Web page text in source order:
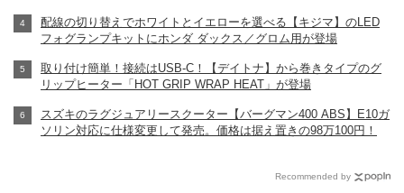
配線の切り替えでホワイトとイエローを選べる【キジマ】のLED
フォグランプキットにホンダ ダックス／グロム用が登場
取り付け簡単！接続はUSB-C！【デイトナ】から巻きタイプのグ
リップヒーター「HOT GRIP WRAP HEAT」が登場
スズキのラグジュアリースクーター【バーグマン400 ABS】E10ガ
ソリン対応に仕様変更して発売。価格は据え置きの98万100円！
Recommended by